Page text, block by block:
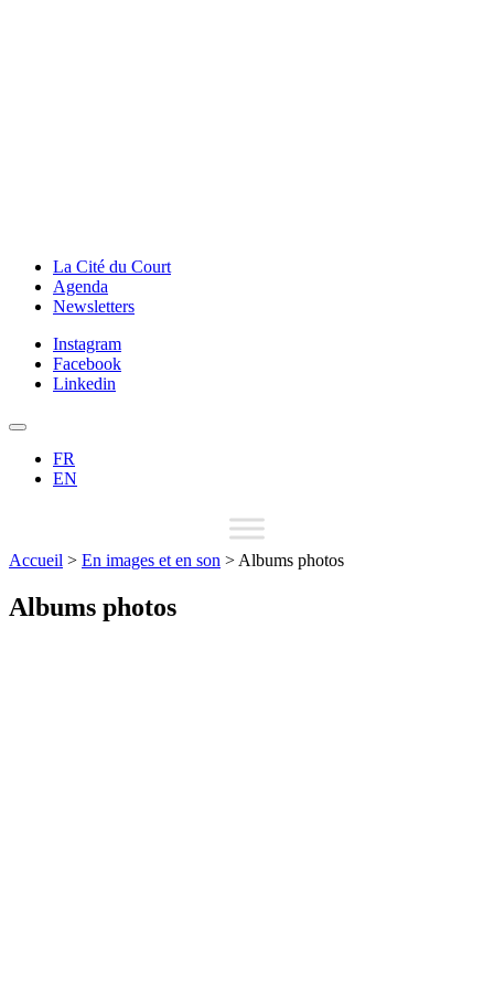
La Cité du Court
Agenda
Newsletters
Instagram
Facebook
Linkedin
FR
EN
Accueil > En images et en son > Albums photos
Albums photos